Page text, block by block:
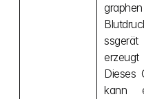
ssgerät
erzeugt
Dieses
kann